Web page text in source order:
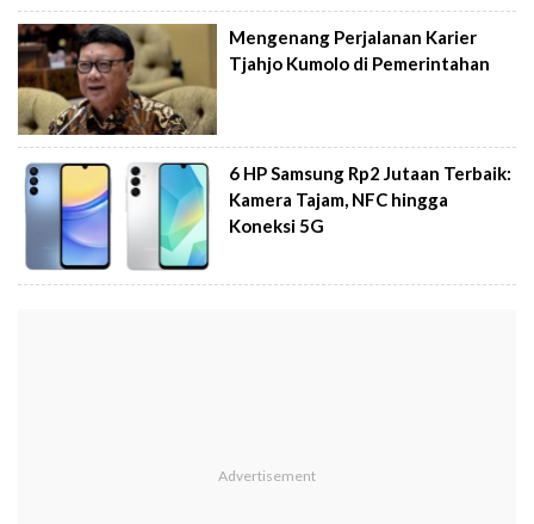
Mengenang Perjalanan Karier
Tjahjo Kumolo di Pemerintahan
6 HP Samsung Rp2 Jutaan Terbaik:
Kamera Tajam, NFC hingga
Koneksi 5G